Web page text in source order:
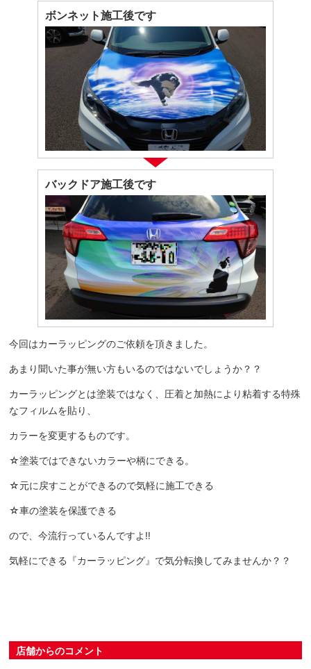
ボンネット施工後です
バックドア施工後です
今回はカーラッピングのご依頼を頂きました。
あまり聞いた事が無い方もいるのではないでしょうか？？
カーラッピングとは塗装ではなく、圧着と加熱により粘着する特殊
なフィルムを貼り、
カラーを変更するものです。
☆塗装ではできないカラーや柄にできる。
☆元に戻すことができるので気軽に施工できる
☆車の塗装を保護できる
ので、今流行っているんですよ‼︎
気軽にできる『カーラッピング』で気分転換してみませんか？？
店舗からのコメント